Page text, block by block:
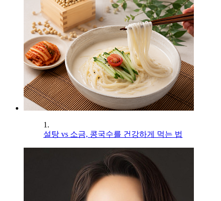
1.
설탕 vs 소금, 콩국수를 건강하게 먹는 법